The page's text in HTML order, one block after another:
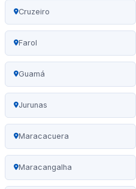
Cruzeiro
Farol
Guamá
Jurunas
Maracacuera
Maracangalha